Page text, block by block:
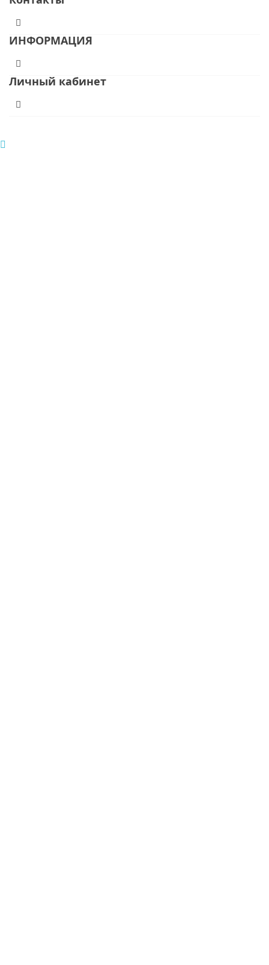
ИНФОРМАЦИЯ
Личный кабинет